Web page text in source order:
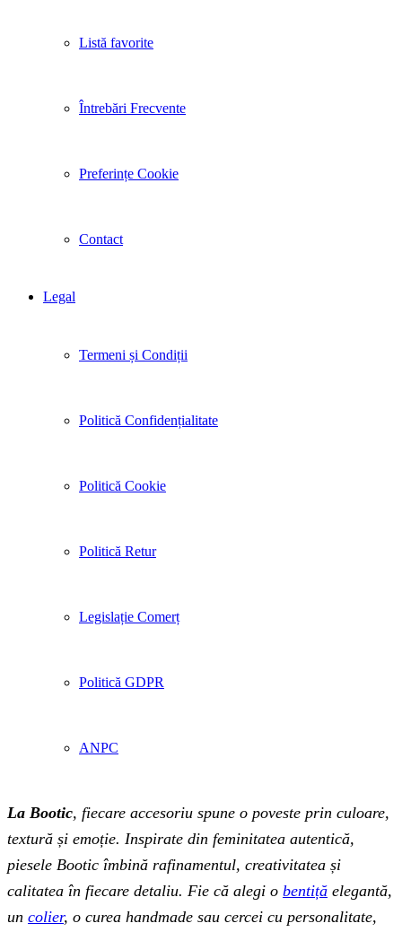
Listă favorite
Întrebări Frecvente
Preferințe Cookie
Contact
Legal
Termeni și Condiții
Politică Confidențialitate
Politică Cookie
Politică Retur
Legislație Comerț
Politică GDPR
ANPC
La Bootic, fiecare accesoriu spune o poveste prin culoare,
textură și emoție. Inspirate din feminitatea autentică,
piesele Bootic îmbină rafinamentul, creativitatea și
calitatea în fiecare detaliu. Fie că alegi o bentiță elegantă,
un colier, o curea handmade sau cercei cu personalitate,